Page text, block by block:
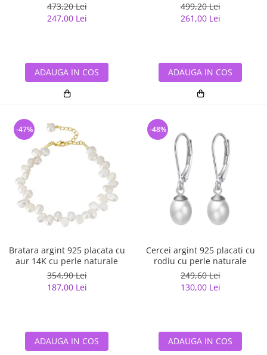
473,20 Lei
247,00 Lei
ADAUGA IN COS
499,20 Lei
261,00 Lei
ADAUGA IN COS
Bratara argint 925 placata cu
aur 14K cu perle naturale
354,90 Lei
187,00 Lei
-47%
ADAUGA IN COS
Cercei argint 925 placati cu
rodiu cu perle naturale
249,60 Lei
130,00 Lei
-48%
ADAUGA IN COS